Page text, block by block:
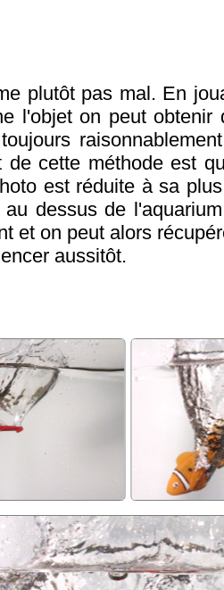
plutôt pas mal. En
l'objet on peut obtenir
de cette méthode est
est réduite à sa
dessus de
et on peut alors
aussitôt.